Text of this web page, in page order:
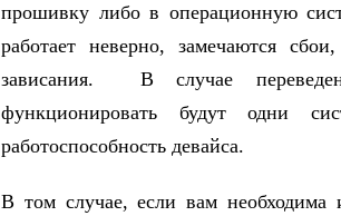
прошивку либо в операционную
работает неверно, замечаются
зависания. В случае
функционировать будут одни
работоспособность девайса.
В том случае, если вам необходима